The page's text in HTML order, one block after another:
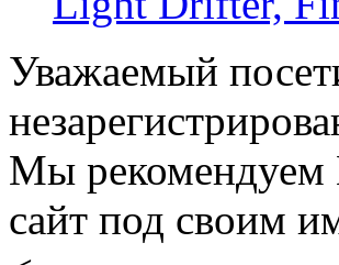
Уважаемый
Мы рекомендуем
сайт под своим